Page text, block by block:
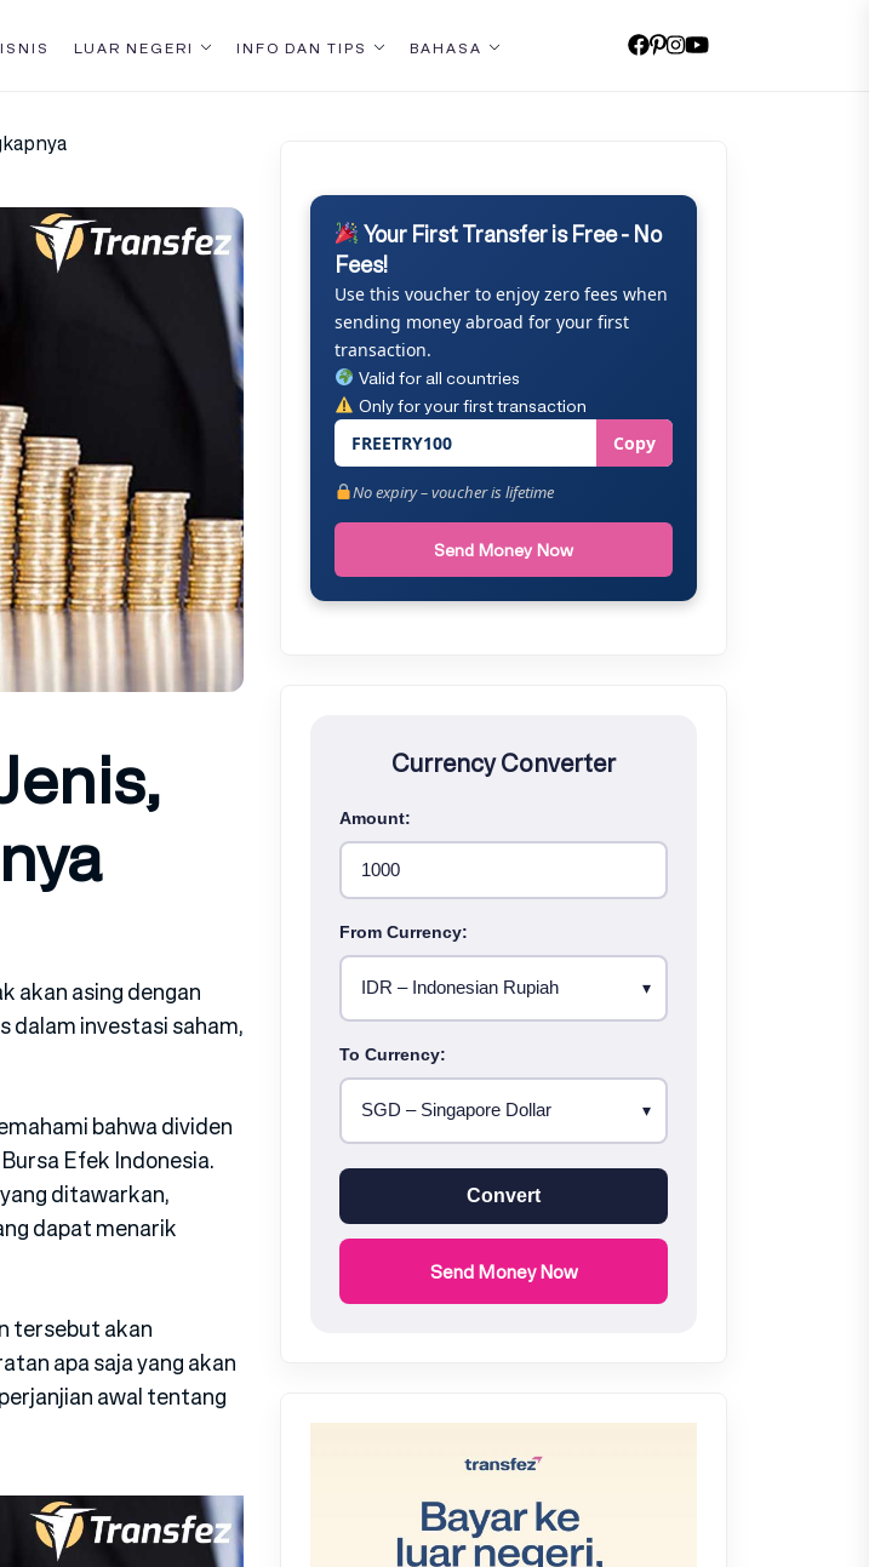
LUAR NEGERI INFO DAN TIPS BAHASA
akan asing dengan
dalam investasi saham,
bahwa dividen
Efek Indonesia.
ditawarkan,
dapat menarik
tersebut akan
apa saja yang akan
awal tentang
Your First Transfer is Free - No
Fees!
Use this voucher to enjoy zero fees when
sending money abroad for your first
transaction.
Valid for all countries
Only for your first transaction
FREETRY100 Copy
No expiry – voucher is lifetime
Send Money Now
Currency Converter
Amount:
From Currency:
To Currency:
Convert
Send Money Now